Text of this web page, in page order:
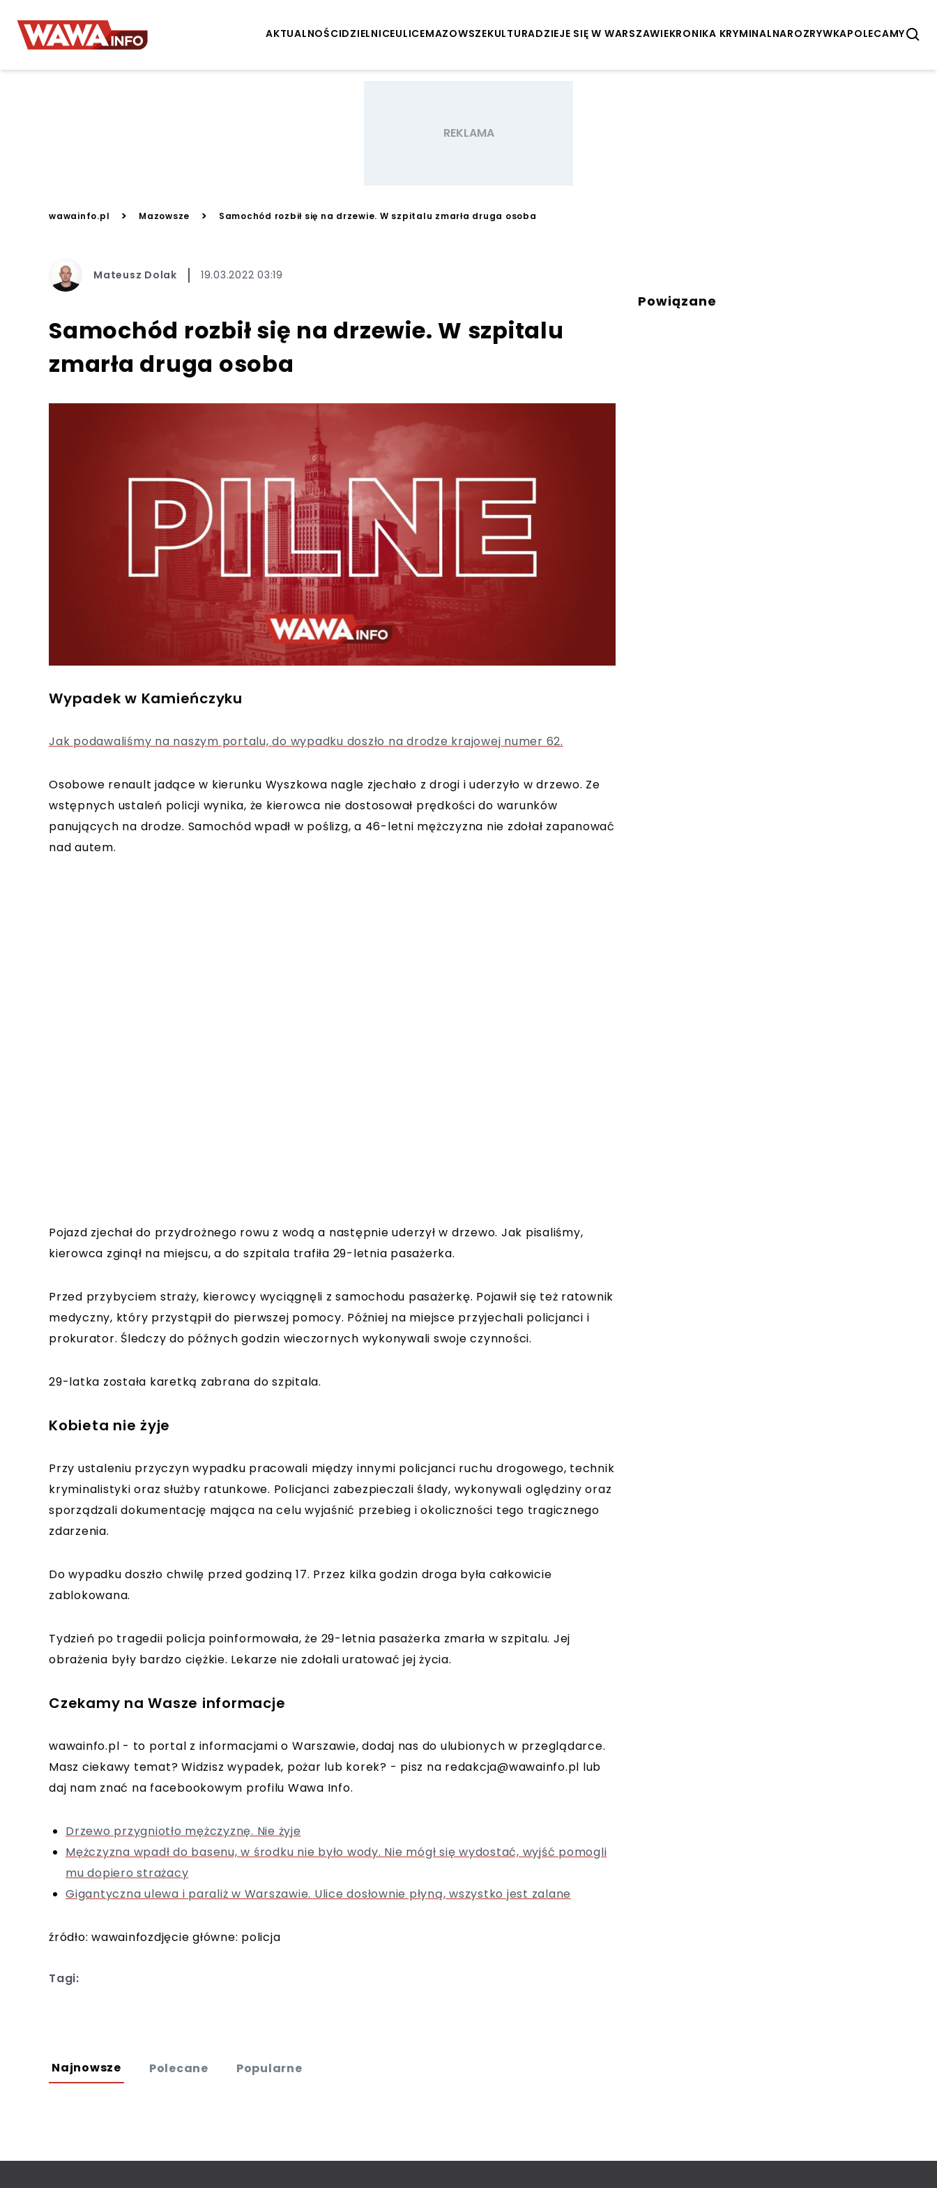
AKTUALNOŚCIDZIELNICEULICEMAZOWSZEKULTURADZIEJE SIĘ W WARSZAWIEKRONIKA KRYMINALNAROZRYWKAPOLECAMY
wawainfo.pl > Mazowsze > Samochód rozbił się na drzewie. W szpitalu zmarła druga osoba
Mateusz Dolak 19.03.2022 03:19
Samochód rozbił się na drzewie. W szpitalu
zmarła druga osoba
Wypadek w Kamieńczyku
Jak podawaliśmy na naszym portalu, do wypadku doszło na drodze krajowej numer 62.
Osobowe renault jadące w kierunku Wyszkowa nagle zjechało z drogi i uderzyło w drzewo. Ze
wstępnych ustaleń policji wynika, że kierowca nie dostosował prędkości do warunków
panujących na drodze. Samochód wpadł w poślizg, a 46-letni mężczyzna nie zdołał zapanować
nad autem.
Pojazd zjechał do przydrożnego rowu z wodą a następnie uderzył w drzewo. Jak pisaliśmy,
kierowca zginął na miejscu, a do szpitala trafiła 29-letnia pasażerka.
Przed przybyciem straży, kierowcy wyciągnęli z samochodu pasażerkę. Pojawił się też ratownik
medyczny, który przystąpił do pierwszej pomocy. Później na miejsce przyjechali policjanci i
prokurator. Śledczy do późnych godzin wieczornych wykonywali swoje czynności.
29-latka została karetką zabrana do szpitala.
Kobieta nie żyje
Przy ustaleniu przyczyn wypadku pracowali między innymi policjanci ruchu drogowego, technik
kryminalistyki oraz służby ratunkowe. Policjanci zabezpieczali ślady, wykonywali oględziny oraz
sporządzali dokumentację mająca na celu wyjaśnić przebieg i okoliczności tego tragicznego
zdarzenia.
Do wypadku doszło chwilę przed godziną 17. Przez kilka godzin droga była całkowicie
zablokowana.
Tydzień po tragedii policja poinformowała, że 29-letnia pasażerka zmarła w szpitalu. Jej
obrażenia były bardzo ciężkie. Lekarze nie zdołali uratować jej życia.
Czekamy na Wasze informacje
wawainfo.pl - to portal z informacjami o Warszawie, dodaj nas do ulubionych w przeglądarce.
Masz ciekawy temat? Widzisz wypadek, pożar lub korek? - pisz na redakcja@wawainfo.pl lub
daj nam znać na facebookowym profilu Wawa Info.
Drzewo przygniotło mężczyznę. Nie żyje
Mężczyzna wpadł do basenu, w środku nie było wody. Nie mógł się wydostać, wyjść pomogli
mu dopiero strażacy
Gigantyczna ulewa i paraliż w Warszawie. Ulice dosłownie płyną, wszystko jest zalane
źródło: wawainfozdjęcie główne: policja
Tagi:
Powiązane
Najnowsze Polecane Popularne